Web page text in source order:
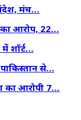
संदेश, मंच…
का आरोप, 22…
शॉर्ट…
से…
का आरोपी 7…